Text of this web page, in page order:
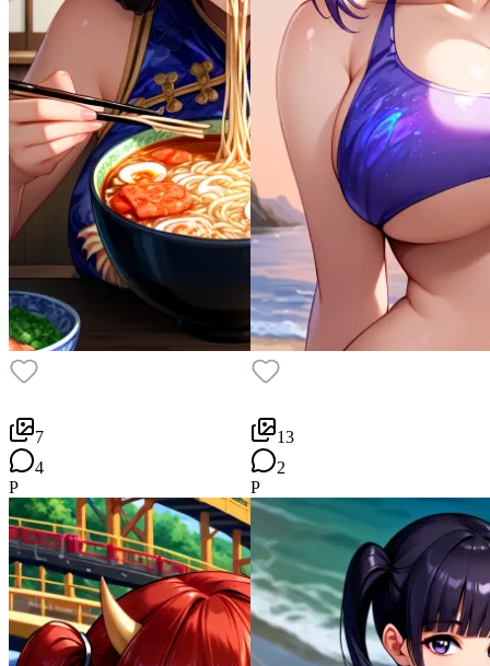
7
4
P
13
2
P